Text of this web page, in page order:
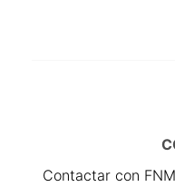
Contactar con